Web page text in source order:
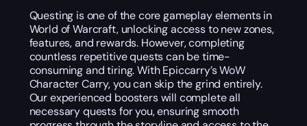
Questing is one of the core gameplay elements in
World of Warcraft, unlocking access to new zones,
features, and rewards. However, completing
countless repetitive quests can be time-
consuming and tiring. With Epiccarry’s WoW
Character Carry, you can skip the grind entirely.
Our experienced boosters will complete all
necessary quests for you, ensuring smooth